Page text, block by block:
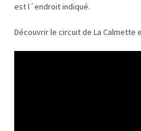
est l´endroit indiqué.
Découvrir le circuit de La Calmette